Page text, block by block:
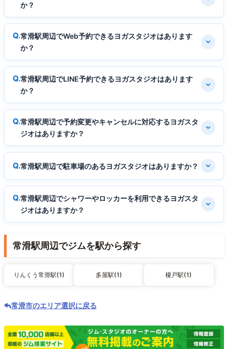
か？
常滑駅周辺でWeb予約できるヨガスタジオはあります
か？
常滑駅周辺でLINE予約できるヨガスタジオはあります
か？
常滑駅周辺で予約変更やキャンセルに対応するヨガスタ
ジオはありますか？
常滑駅周辺で駐車場のあるヨガスタジオはありますか？
常滑駅周辺でシャワーやロッカーを利用できるヨガスタ
ジオはありますか？
常滑駅周辺でジムを駅から探す
りんくう常滑駅(1) 多屋駅(1) 榎戸駅(1)
常滑市のエリア選択に戻る